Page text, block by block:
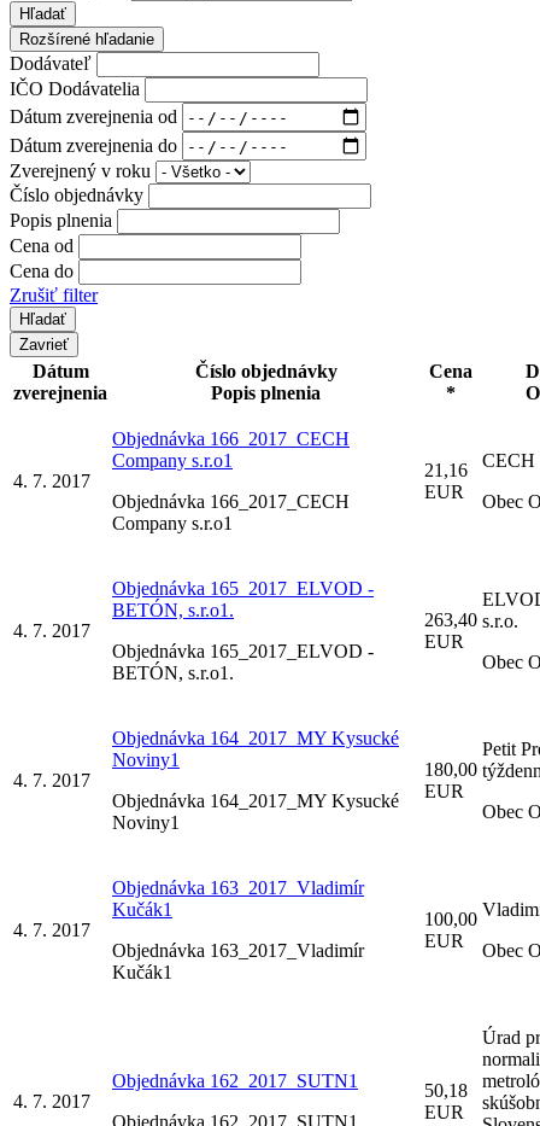
Hľadať
Rozšírené hľadanie
Dodávateľ
IČO Dodávatelia
Dátum zverejnenia od
Dátum zverejnenia do
Zverejnený v roku
Číslo objednávky
Popis plnenia
Cena od
Cena do
Zrušiť filter
Zavrieť
Dátum
zverejnenia
Číslo objednávky
Popis plnenia
Cena
*
4. 7. 2017
Objednávka 166_2017_CECH
Company s.r.o1
Objednávka 166_2017_CECH
Company s.r.o1
21,16
EUR
CECH
Obec
4. 7. 2017
Objednávka 165_2017_ELVOD -
BETÓN, s.r.o1.
Objednávka 165_2017_ELVOD -
BETÓN, s.r.o1.
263,40
EUR
s.r.o.
Obec
4. 7. 2017
Objednávka 164_2017_MY Kysucké
Noviny1
Objednávka 164_2017_MY Kysucké
Noviny1
180,00
EUR
Petit
Obec
4. 7. 2017
Objednávka 163_2017_Vladimír
Kučák1
Objednávka 163_2017_Vladimír
Kučák1
100,00
EUR
Obec
4. 7. 2017
Objednávka 162_2017_SUTN1
50,18
EUR
Úrad